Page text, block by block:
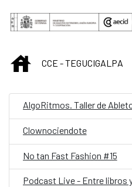
Saltar al contenido principal
INICIOCCE - TEGUCIGALPA
AlgoRitmos. Taller de
Clownociendote
No tan Fast Fashion #15
Podcast Live - Entre libros